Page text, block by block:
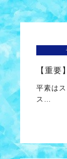
【重
平素は
ス…